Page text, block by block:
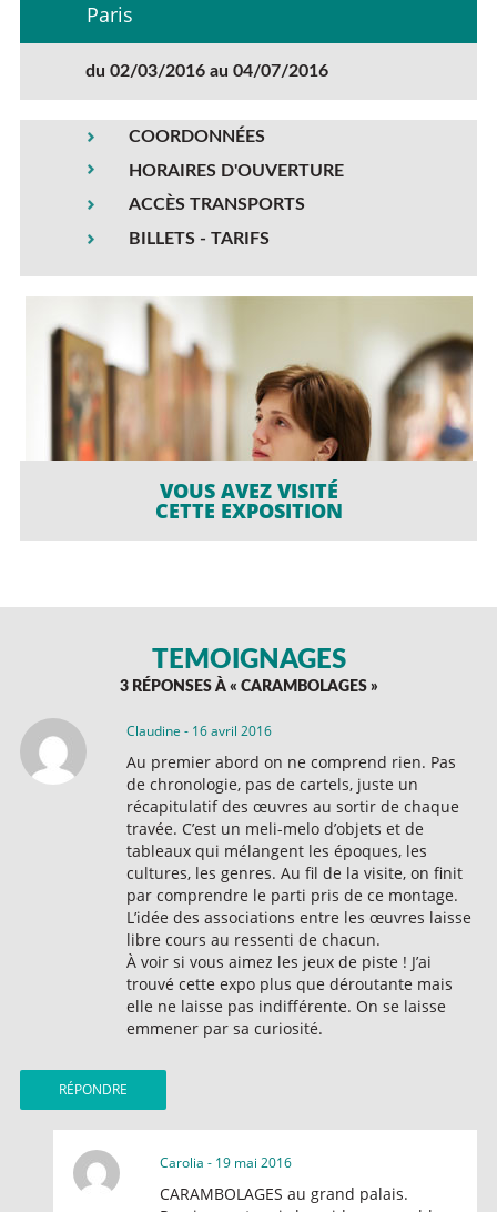
Paris
du 02/03/2016 au 04/07/2016
COORDONNÉES
HORAIRES D'OUVERTURE
ACCÈS TRANSPORTS
BILLETS - TARIFS
VOUS AVEZ VISITÉ
CETTE EXPOSITION
TÉMOIGNAGES
3 RÉPONSES À « CARAMBOLAGES»
Claudine - 16 avril 2016
Au premier abord on ne comprend rien. Pas
de chronologie, pas de cartels, juste un
récapitulatif des œuvres au sortir de chaque
travée. C’est un meli-melo d’objets et de
tableaux qui mélangent les époques, les
cultures, les genres. Au fil de la visite, on finit
par comprendre le parti pris de ce montage.
L’idée des associations entre les œuvres laisse
libre cours au ressenti de chacun.
À voir si vous aimez les jeux de piste ! J’ai
trouvé cette expo plus que déroutante mais
elle ne laisse pas indifférente. On se laisse
emmener par sa curiosité.
RÉPONDRE
Carolia - 19 mai 2016
CARAMBOLAGES au grand palais.